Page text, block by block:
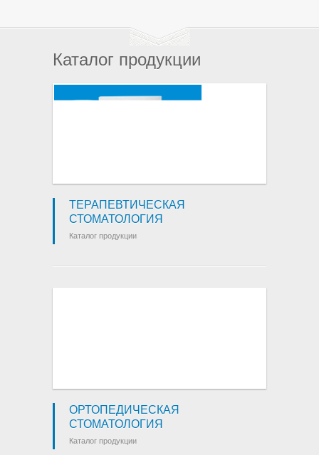
Каталог продукции
ТЕРАПЕВТИЧЕСКАЯ
СТОМАТОЛОГИЯ
Каталог продукции
ОРТОПЕДИЧЕСКАЯ
СТОМАТОЛОГИЯ
Каталог продукции